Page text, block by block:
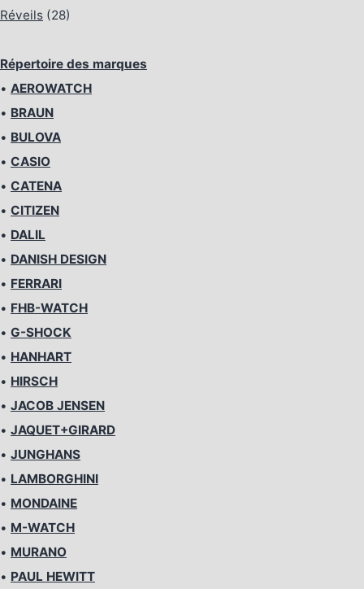
Réveils (28)
Répertoire des marques
• AEROWATCH
• BRAUN
• BULOVA
• CASIO
• CATENA
• CITIZEN
• DALIL
• DANISH DESIGN
• FERRARI
• FHB-WATCH
• G-SHOCK
• HANHART
• HIRSCH
• JACOB JENSEN
• JAQUET+GIRARD
• JUNGHANS
• LAMBORGHINI
• MONDAINE
• M-WATCH
• MURANO
• PAUL HEWITT